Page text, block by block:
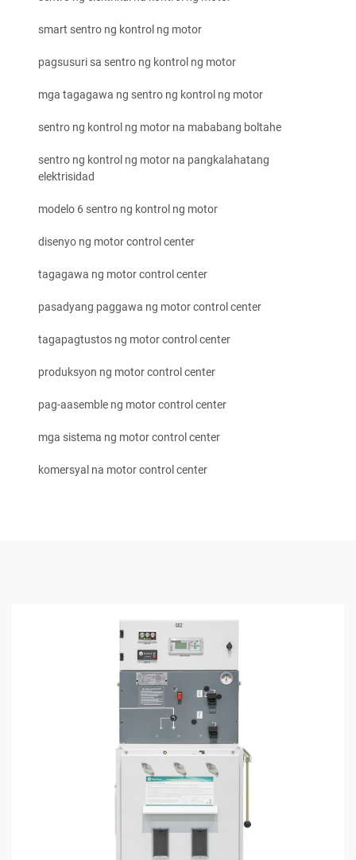
smart sentro ng kontrol ng motor
pagsusuri sa sentro ng kontrol ng motor
mga tagagawa ng sentro ng kontrol ng motor
sentro ng kontrol ng motor na mababang boltahe
sentro ng kontrol ng motor na pangkalahatang
elektrisidad
modelo 6 sentro ng kontrol ng motor
disenyo ng motor control center
tagagawa ng motor control center
pasadyang paggawa ng motor control center
tagapagtustos ng motor control center
produksyon ng motor control center
pag-aasemble ng motor control center
mga sistema ng motor control center
komersyal na motor control center